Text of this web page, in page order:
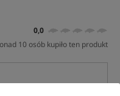
0,0
10 osób kupiło ten produkt